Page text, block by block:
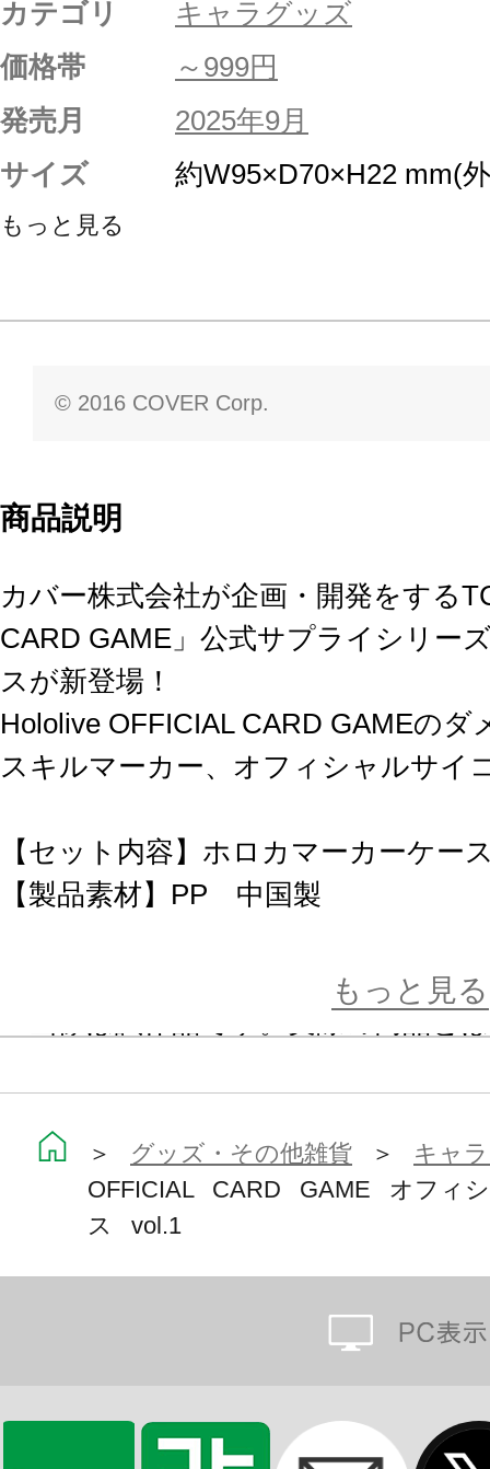
カテゴリ
キャラグッズ
価格帯
～999円
発売月
2025年9月
サイズ
約W95×D70×H22 mm(
もっと見る
© 2016 COVER Corp.
商品説明
カバー株式会社が企画・開発をする
CARD GAME」公式サプライシリー
スが新登場！
Hololive OFFICIAL CARD GAMEの
スキルマーカー、オフィシャルサイ
【セット内容】ホロカマーカーケー
【製品素材】PP 中国製
す。
もっと見る
＞ グッズ・その他雑貨 ＞ キャ
OFFICIAL CARD GAME オフィ
ス vol.1